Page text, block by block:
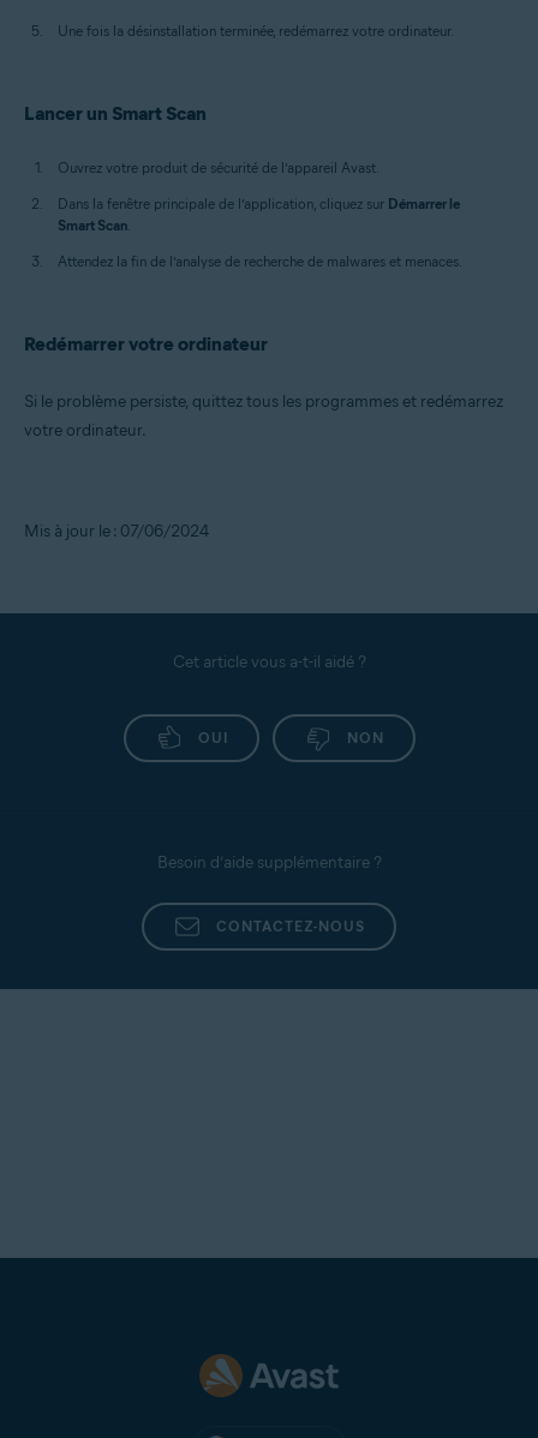
Une fois la désinstallation terminée, redémarrez votre ordinateur.
Lancer un Smart Scan
Ouvrez votre produit de sécurité de l’appareil Avast.
Dans la fenêtre principale de l’application, cliquez sur Démarrer le
Smart Scan.
Attendez la fin de l’analyse de recherche de malwares et menaces.
Redémarrer votre ordinateur
Si le problème persiste, quittez tous les programmes et redémarrez
votre ordinateur.
Mis à jour le : 07/06/2024
Cet article vous a-t-il aidé ?
OUI NON
Besoin d’aide supplémentaire ?
CONTACTEZ-NOUS